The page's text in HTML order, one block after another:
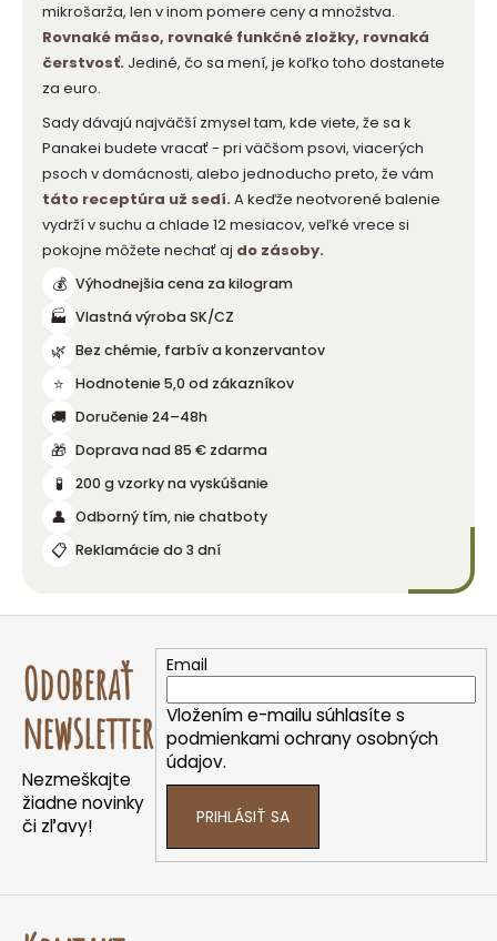
mikrošarža, len v inom pomere ceny a množstva.
Rovnaké mäso, rovnaké funkčné zložky, rovnaká
čerstvosť. Jediné, čo sa mení, je koľko toho dostanete
za euro.
Sady dávajú najväčší zmysel tam, kde viete, že sa k
Panakei budete vracať - pri väčšom psovi, viacerých
psoch v domácnosti, alebo jednoducho preto, že vám
táto receptúra už sedí. A keďže neotvorené balenie
vydrží v suchu a chlade 12 mesiacov, veľké vrece si
pokojne môžete nechať aj do zásoby.
💰 Výhodnejšia cena za kilogram
🏭 Vlastná výroba SK/CZ
🌿 Bez chémie, farbív a konzervantov
⭐ Hodnotenie 5,0 od zákazníkov
🚚 Doručenie 24–48h
🎁 Doprava nad 85 € zdarma
🧪 200 g vzorky na vyskúšanie
👤 Odborný tím, nie chatboty
📋 Reklamácie do 3 dní
Odoberať
newsletter
Nezmeškajte
žiadne novinky
či zľavy!
Email
Vložením e-mailu súhlasíte s
podmienkami ochrany osobných
údajov.
PRIHLÁSIŤ SA